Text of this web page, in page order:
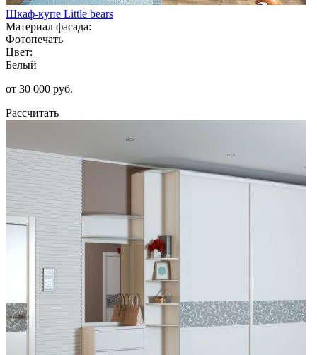
Шкаф-купе Little bears
Материал фасада:
Фотопечать
Цвет:
Белый
от 30 000 руб.
Рассчитать